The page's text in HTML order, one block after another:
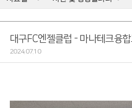
대구FC엔젤클럽 - 마나테크융
2024.07.10